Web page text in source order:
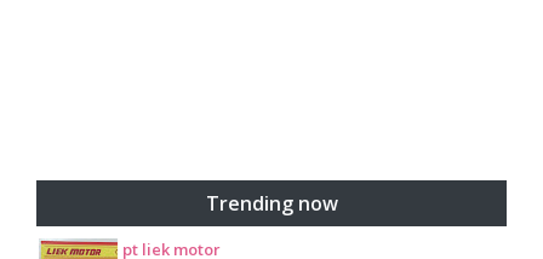
Trending now
pt liek motor